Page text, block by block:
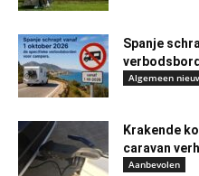
Spanje
Algemeen
Krakende
caravan
Aanbevolen